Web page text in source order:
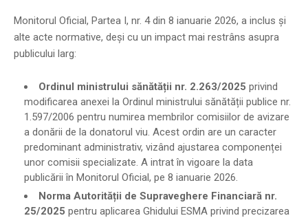
Monitorul Oficial, Partea I, nr. 4 din 8 ianuarie 2026, a inclus și
alte acte normative, deși cu un impact mai restrâns asupra
publicului larg:
Ordinul ministrului sănătății nr. 2.263/2025 privind
modificarea anexei la Ordinul ministrului sănătății publice nr.
1.597/2006 pentru numirea membrilor comisiilor de avizare
a donării de la donatorul viu. Acest ordin are un caracter
predominant administrativ, vizând ajustarea componenței
unor comisii specializate. A intrat în vigoare la data
publicării în Monitorul Oficial, pe 8 ianuarie 2026.
Norma Autorității de Supraveghere Financiară nr.
25/2025 pentru aplicarea Ghidului ESMA privind precizarea